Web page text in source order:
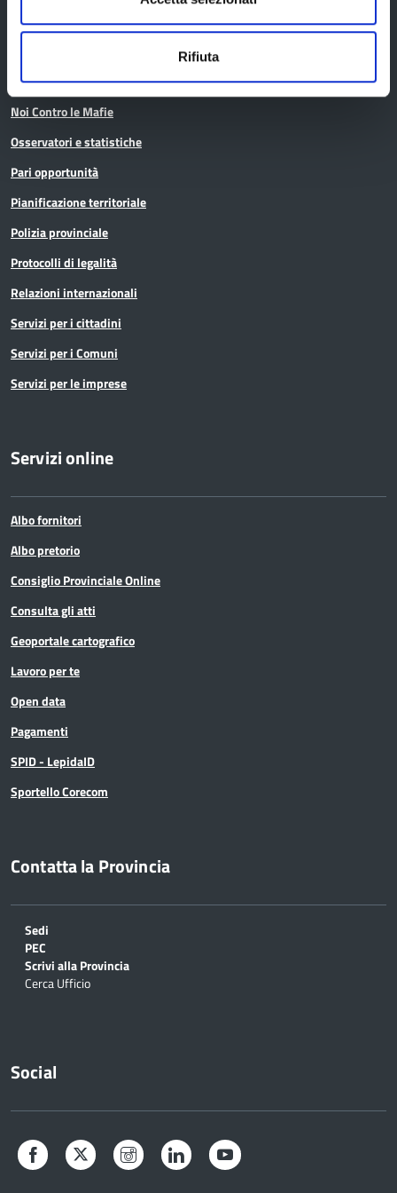
Rifiuta
Conferenza Territoriale Sociale e Sanitaria (CTSS)
Infrastrutture, mobilità e trasporti
Istruzione
Noi Contro le Mafie
Osservatori e statistiche
Pari opportunità
Pianificazione territoriale
Polizia provinciale
Protocolli di legalità
Relazioni internazionali
Servizi per i cittadini
Servizi per i Comuni
Servizi per le imprese
Servizi online
Albo fornitori
Albo pretorio
Consiglio Provinciale Online
Consulta gli atti
Geoportale cartografico
Lavoro per te
Open data
Pagamenti
SPID - LepidaID
Sportello Corecom
Contatta la Provincia
Sedi
PEC
Scrivi alla Provincia
Cerca Ufficio
Social
Facebook Twitter Instagram LinkedIn